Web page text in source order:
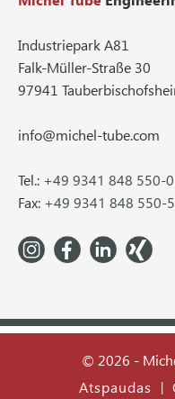
Industriepark A81
Falk-Müller-Straße 30
97941
info@michel-tube.com
Tel.: +49 9341 848 550-0
Fax: +49 9341 848 550-5
© 2026 -
Atspaudas
|